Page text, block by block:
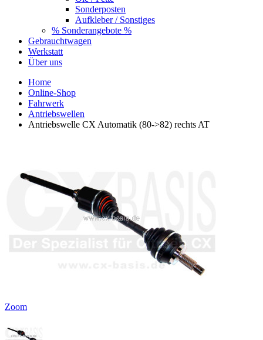
Sonderposten
Aufkleber / Sonstiges
% Sonderangebote %
Gebrauchtwagen
Werkstatt
Über uns
Home
Online-Shop
Fahrwerk
Antriebswellen
Antriebswelle CX Automatik (80->82) rechts AT
Zoom